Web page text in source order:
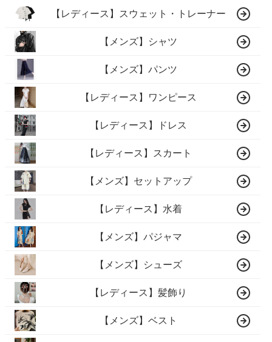
【レディース】スウェット・トレーナー
【メンズ】シャツ
【メンズ】パンツ
【レディース】ワンピース
【レディース】ドレス
【レディース】スカート
【メンズ】セットアップ
【レディース】水着
【メンズ】パジャマ
【メンズ】シューズ
【レディース】髪飾り
【メンズ】ベスト